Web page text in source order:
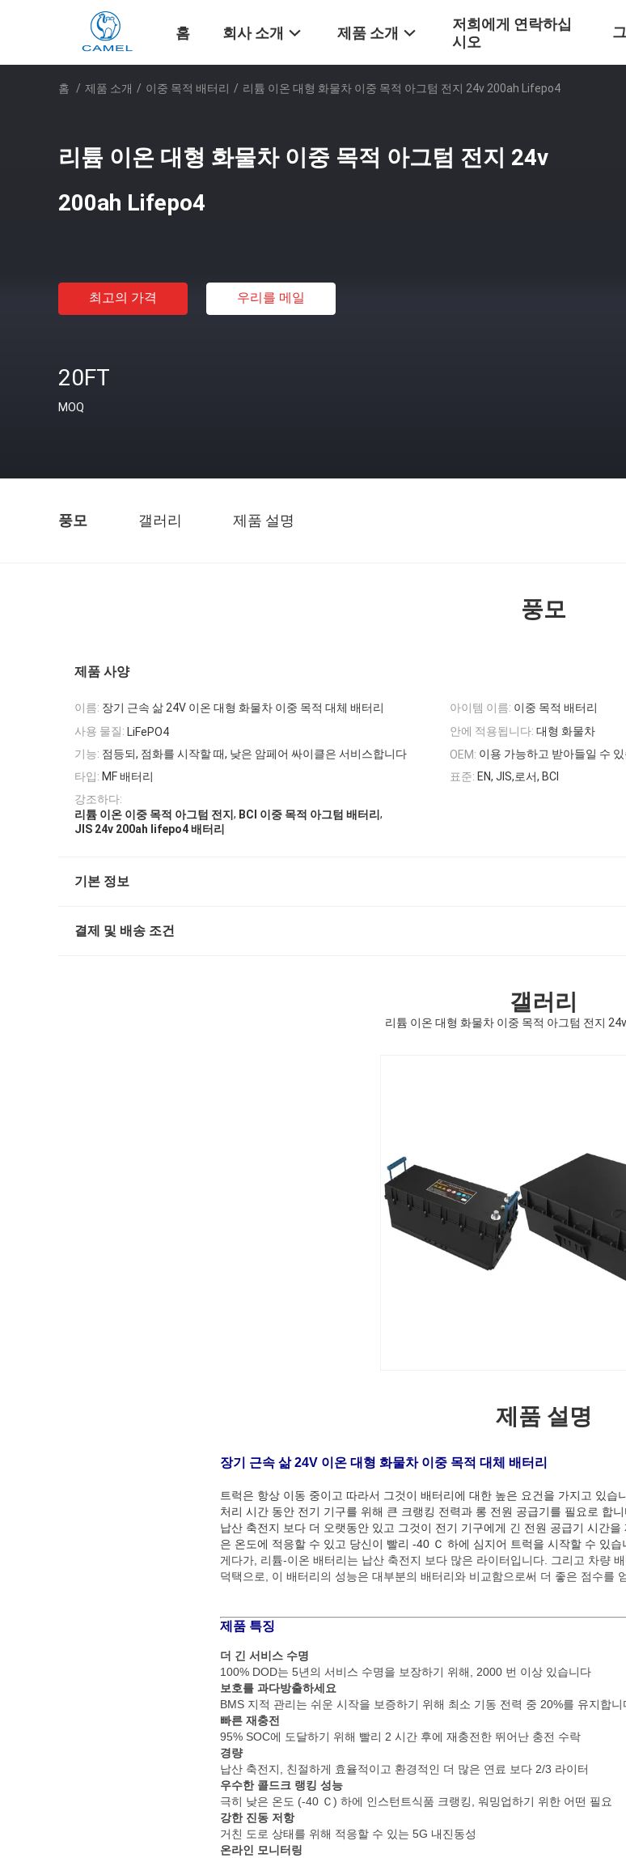
홈 회사 소개 제품 소개
저희에게 연락하십
시오
홈 / 제품 소개 / 이중 목적 배터리 / 리튬 이온 대형 화물차 이중 목적 아그텀 전지 24v 200ah Lifepo4
리튬 이온 대형 화물차 이중 목적 아그텀 전지 24v
200ah Lifepo4
최고의 가격 우리를 메일
20FT
MOQ
풍모 갤러리 제품 설명
풍모
제품 사양
이름: 장기 근속 삶 24V 이온 대형 화물차 이중 목적 대체 배터리 아이템 이름: 이중 목적 배터리
사용 물질: LiFePO4 안에 적용됩니다: 대형 화물차
기능: 점등되, 점화를 시작할 때, 낮은 암페어 싸이클은 서비스합니다 OEM: 이용 가능하고 받아들일 수
타입: MF 배터리 표준: EN, JIS,로서, BCI
강조하다:
리튬 이온 이중 목적 아그텀 전지 , BCI 이중 목적 아그텀 배터리 ,
JIS 24v 200ah lifepo4 배터리
기본 정보
결제 및 배송 조건
갤러리
리튬 이온 대형 화물차 이중 목적 아그텀 전지
제품 설명
장기 근속 삶 24V 이온 대형 화물차 이중 목적 대체 배터리
트럭은 항상 이동 중이고 따라서 그것이 배터리에 대한 높은 요건을 가지고 있습
처리 시간 동안 전기 기구를 위해 큰 크랭킹 전력과 롱 전원 공급기를 필요로 합
납산 축전지 보다 더 오랫동안 있고 그것이 전기 기구에게 긴 전원 공급기 시간
은 온도에 적응할 수 있고 당신이 빨리 -40 Ｃ 하에 심지어 트럭을 시작할 수 있습
게다가, 리튬-이온 배터리는 납산 축전지 보다 많은 라이터입니다. 그리고 차량
덕택으로, 이 배터리의 성능은 대부분의 배터리와 비교함으로써 더 좋은 점수를
제품 특징
더 긴 서비스 수명
100% DOD는 5년의 서비스 수명을 보장하기 위해, 2000 번 이상 있습니다
보호를 과다방출하세요
BMS 지적 관리는 쉬운 시작을 보증하기 위해 최소 기동 전력 중 20%를 유지합니
빠른 재충전
95% SOC에 도달하기 위해 빨리 2 시간 후에 재충전한 뛰어난 충전 수락
경량
납산 축전지, 친절하게 효율적이고 환경적인 더 많은 연료 보다 2/3 라이터
우수한 콜드크 랭킹 성능
극히 낮은 온도 (-40 Ｃ) 하에 인스턴트식품 크랭킹, 워밍업하기 위한 어떤 필요
강한 진동 저항
거친 도로 상태를 위해 적응할 수 있는 5G 내진동성
온라인 모니터링